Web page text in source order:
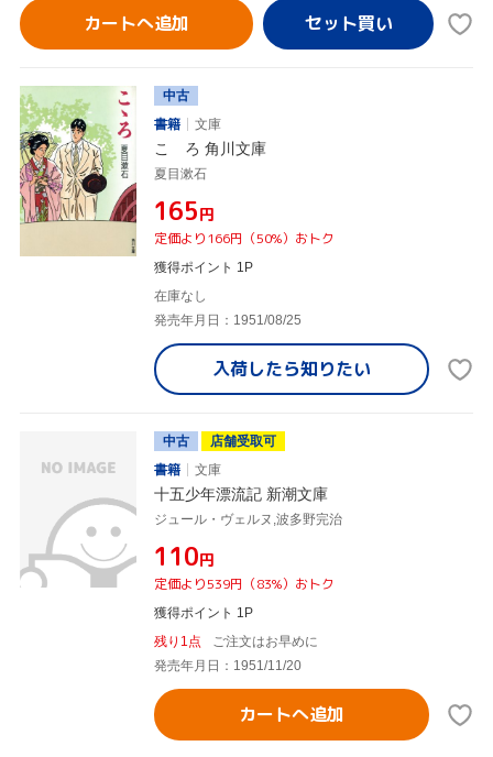
カートへ追加
中古
書籍
文庫
こゝろ 角川文庫
夏目漱石
¥165円
定価より166円（50%）おトク
獲得ポイント 1P
在庫なし
発売年月日：1951/08/25
入荷したら知りたい
中古
店舗受取可
書籍
文庫
十五少年漂流記 新潮文庫
ジュール・ヴェルヌ,波多野完治
¥110円
定価より539円（83%）おトク
獲得ポイント 1P
残り1点
ご注文はお早めに
発売年月日：1951/11/20
カートへ追加